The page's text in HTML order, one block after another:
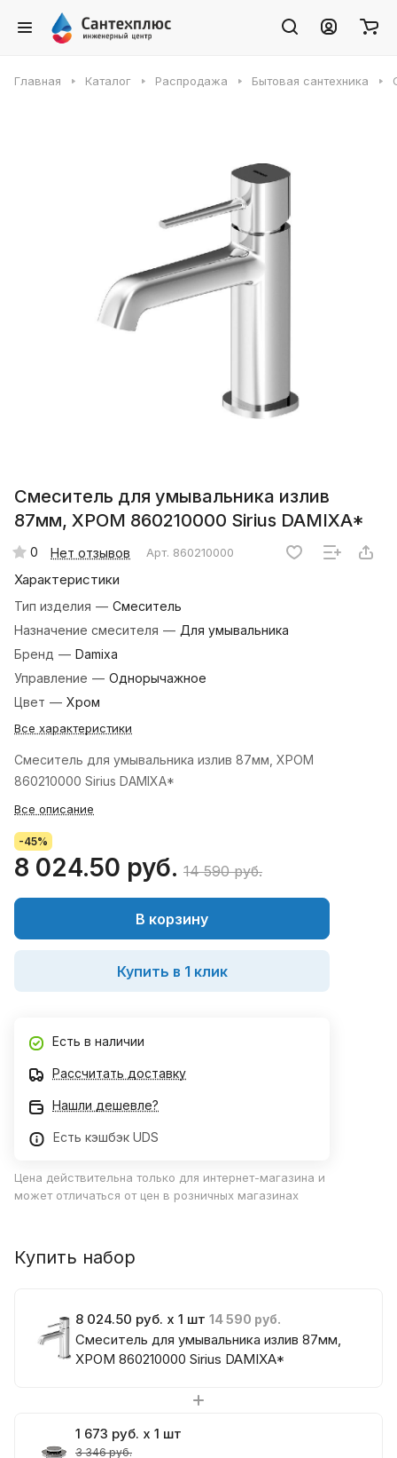
Главная Каталог Распродажа Бытовая сантехника
Смеситель для умывальника излив
87мм, ХРОМ 860210000 Sirius DAMIXA*
0 Нет отзывов Арт. 860210000
Характеристики
Тип изделия — Смеситель
Назначение смесителя — Для умывальника
Бренд — Damixa
Управление — Однорычажное
Цвет — Хром
Все характеристики
Смеситель для умывальника излив 87мм, ХРОМ
860210000 Sirius DAMIXA*
Все описание
-45%
8 024.50 руб. 14 590 руб.
В корзину
Купить в 1 клик
Есть в наличии
Рассчитать доставку
Нашли дешевле?
Есть кэшбэк UDS
Цена действительна только для интернет-магазина и
может отличаться от цен в розничных магазинах
Купить набор
8 024.50 руб. x 1 шт 14 590 руб.
Смеситель для умывальника излив 87мм,
ХРОМ 860210000 Sirius DAMIXA*
1 673 руб. x 1 шт
3 346 руб.